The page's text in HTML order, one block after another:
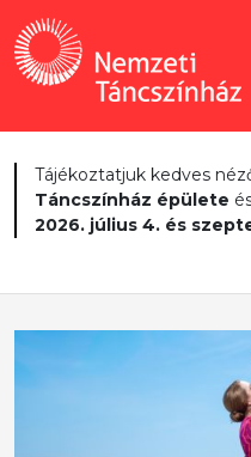
Tájékoztatjuk kedves
Táncszínház épülete
2026. július 4. és